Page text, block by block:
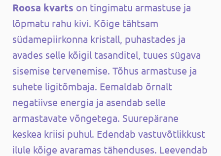
Roosa kvarts on tingimatu armastuse ja
lõpmatu rahu kivi. Kõige tähtsam
südamepiirkonna kristall, puhastades ja
avades selle kõigil tasanditel, tuues sügava
sisemise tervenemise. Tõhus armastuse ja
suhete ligitõmbaja. Eemaldab õrnalt
negatiivse energia ja asendab selle
armastavate võngetega. Suurepärane
keskea kriisi puhul. Edendab vastuvõtlikkust
ilule kõige avaramas tähenduses. Leevendab